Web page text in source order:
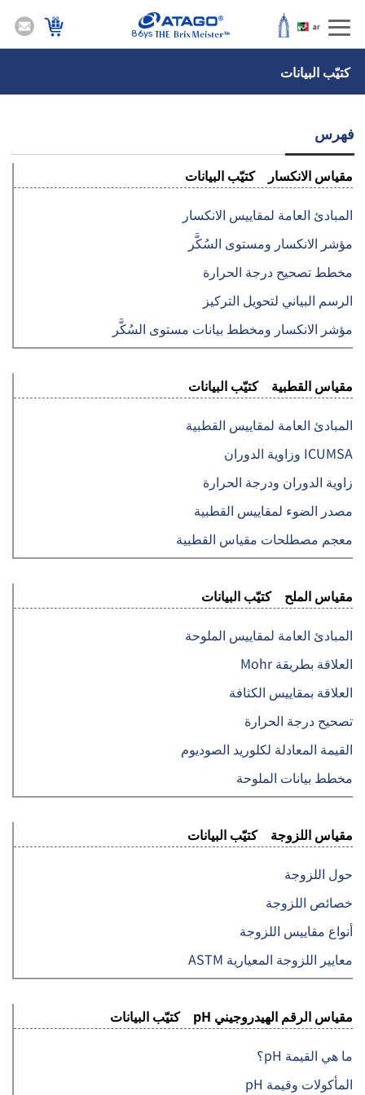
86ys
كتيّب البيانات
فهرس
مقياس الانكسار كتيّب البيانات
المبادئ العامة لمقاييس الانكسار
مؤشر الانكسار ومستوى السُكَّر
مخطط تصحيح درجة الحرارة
الرسم البياني لتحويل التركيز
مؤشر الانكسار ومخطط بيانات مستوى السُكَّر
مقياس القطبية كتيّب البيانات
المبادئ العامة لمقاييس القطبية
ICUMSA وزاوية الدوران
زاوية الدوران ودرجة الحرارة
مصدر الضوء لمقاييس القطبية
معجم مصطلحات مقياس القطبية
مقياس الملح كتيّب البيانات
المبادئ العامة لمقاييس الملوحة
العلاقة بطريقة Mohr
العلاقة بمقاييس الكثافة
تصحيح درجة الحرارة
القيمة المعادلة لكلوريد الصوديوم
مخطط بيانات الملوحة
مقياس اللزوجة كتيّب البيانات
حول اللزوجة
خصائص اللزوجة
أنواع مقاييس اللزوجة
معايير اللزوجة المعيارية ASTM
مقياس الرقم الهيدروجيني pH كتيّب البيانات
ما هي القيمة pH؟
المأكولات وقيمة pH